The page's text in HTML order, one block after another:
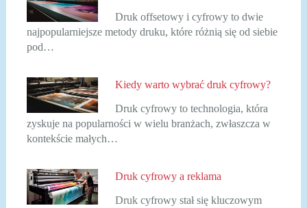
Druk offsetowy i cyfrowy to dwie
najpopularniejsze metody druku, które różnią się od siebie
pod…
Kiedy warto wybrać druk cyfrowy?
Druk cyfrowy to technologia, która
zyskuje na popularności w wielu branżach, zwłaszcza w
kontekście małych…
Druk cyfrowy a reklama
Druk cyfrowy stał się kluczowym